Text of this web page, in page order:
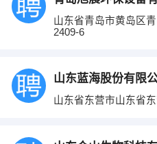
山东省青岛市黄岛区
2409-6
山东蓝海股份有限
山东省东营市山东省